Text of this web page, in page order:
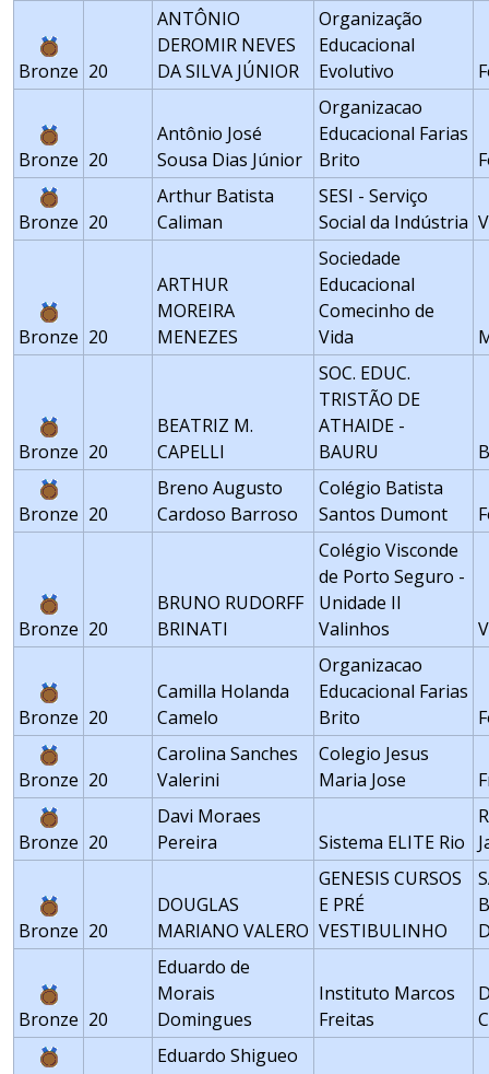
Bronze 20
ANTÔNIO
DEROMIR NEVES
DA SILVA JÚNIOR
Organização
Educacional
Evolutivo
Bronze 20
Antônio José
Sousa Dias Júnior
Organizacao
Educacional Farias
Brito
Bronze 20
Arthur Batista
Caliman
SESI - Serviço
Social da Indústria
Bronze 20
ARTHUR
MOREIRA
MENEZES
Sociedade
Educacional
Comecinho de
Vida
Bronze 20
BEATRIZ M.
CAPELLI
SOC. EDUC.
TRISTÃO DE
ATHAIDE -
BAURU
Bronze 20
Breno Augusto
Cardoso Barroso
Colégio Batista
Santos Dumont
Bronze 20
BRUNO RUDORFF
BRINATI
Colégio Visconde
de Porto Seguro -
Unidade II
Valinhos
Bronze 20
Camilla Holanda
Camelo
Organizacao
Educacional Farias
Brito
Bronze 20
Carolina Sanches
Valerini
Colegio Jesus
Maria Jose
Bronze 20
Davi Moraes
Pereira
Sistema ELITE Rio
Bronze 20
DOUGLAS
MARIANO VALERO
GENESIS CURSOS
E PRÉ
VESTIBULINHO
Bronze 20
Eduardo de
Morais
Domingues
Instituto Marcos
Freitas
Eduardo Shigueo